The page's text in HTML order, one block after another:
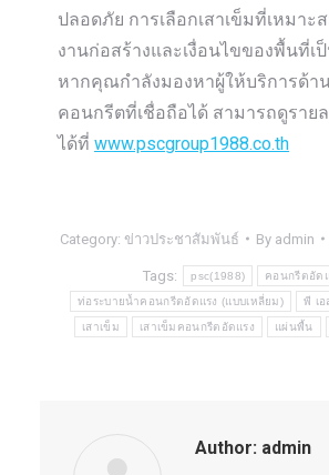
ปลอดภัย การเลือกเสาเข็มที่เหมาะ
งานก่อสร้างและเงื่อนไขของพื้นที่เ
หากคุณกำลังมองหาผู้ให้บริการด้าน
คอนกรีตที่เชื่อถือได้ สามารถดูรายล
ได้ที่ www.pscgroup1988.co.th
Category: ข่าวประชาสัมพันธ์ By admin
Tags: psc(1988) คอนกรีตอัด
ท่อระบายน้ำคอนกรีตอัดแรง (แบบเหลี่ยม) พี เอ
เสาเข็ม เสาเข็มคอนกรีตอัดแรง แผ่นพื้น
Author: admin